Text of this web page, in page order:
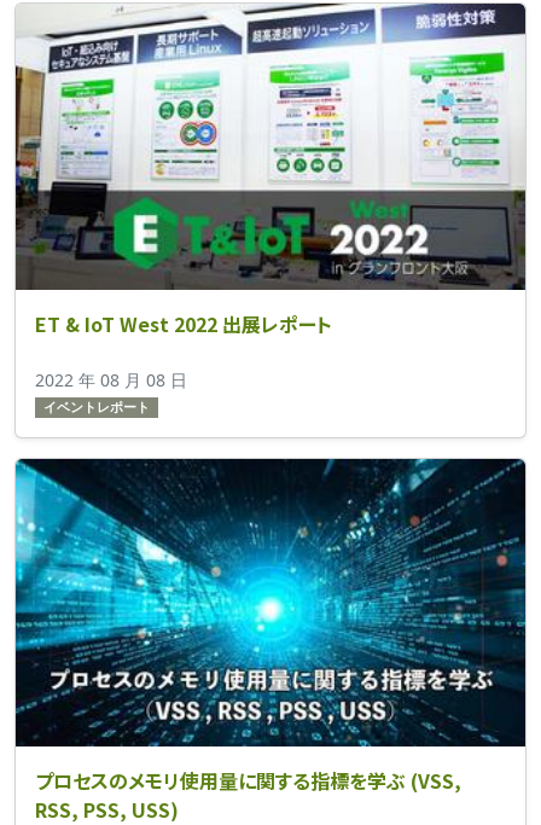
ET & IoT West 2022 出展レポート
2022 年 08 月 08 日
イベントレポート
プロセスのメモリ使用量に関する指標を学ぶ (VSS,
RSS, PSS, USS)